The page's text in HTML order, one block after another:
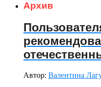
Архив
Автор: Валентина